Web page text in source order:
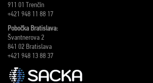
911 01 Trenčín
+421 948 11 88 17
Pobočka Bratislava:
Švantnerova 2
841 02 Bratislava
+421 948 13 88 37